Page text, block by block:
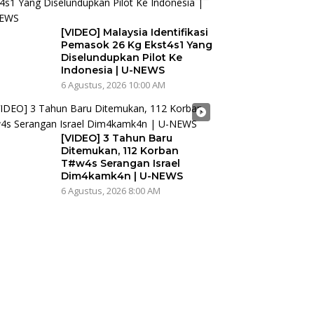
[VIDEO] Malaysia Identifikasi
Pemasok 26 Kg Ekst4s1 Yang
Diselundupkan Pilot Ke
Indonesia | U-NEWS
6 Agustus, 2026 10:00 AM
[VIDEO] 3 Tahun Baru
Ditemukan, 112 Korban
T#w4s Serangan Israel
Dim4kamk4n | U-NEWS
6 Agustus, 2026 8:00 AM